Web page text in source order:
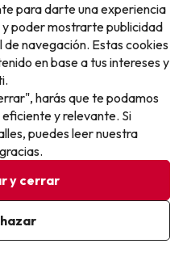
al siguiente.
pero cada día lanzamos
viajar mejor y pagar
no se te escape.
suscrito
y estar de acuerdo con la
app
y una valoración de 4,7/5.
para darte una experiencia
poder mostrarte publicidad
navegación. Estas cookies
en base a tus intereses y
harás que te podamos
y relevante. Si
puedes leer nuestra
y cerrar